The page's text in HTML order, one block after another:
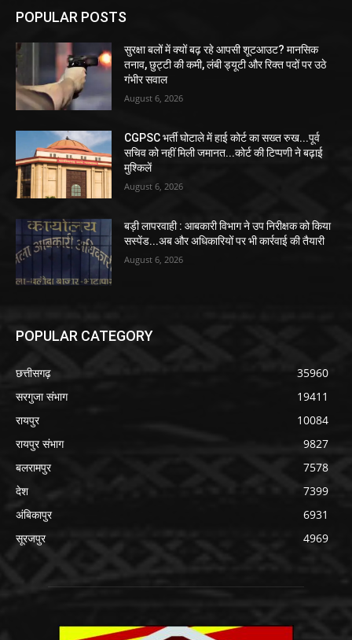
POPULAR POSTS
सुरक्षा बलों में क्यों बढ़ रहे आपसी शूटआउट? मानसिक
तनाव, छुट्टी की कमी, लंबी ड्यूटी और रिक्त पदों पर उठे
गंभीर सवाल
August 6, 2026
CGPSC भर्ती घोटाले में हाई कोर्ट का सख्त रुख...पूर्व
सचिव को नहीं मिली जमानत...कोर्ट की टिप्पणी ने बढ़ाई
मुश्किलें
August 6, 2026
बड़ी लापरवाही : आबकारी विभाग ने उप निरीक्षक को किया
सस्पेंड...अब और अधिकारियों पर भी कार्रवाई की तैयारी
August 6, 2026
POPULAR CATEGORY
छत्तीसगढ़
35960
सरगुजा संभाग
19411
रायपुर
10084
रायपुर संभाग
9827
बलरामपुर
7578
देश
7399
अंबिकापुर
6931
सूरजपुर
4969